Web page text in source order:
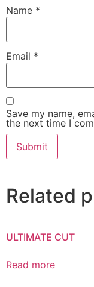
Name *
Email *
Save my name,
the next time I
Related
ULTIMATE CUT
Read more